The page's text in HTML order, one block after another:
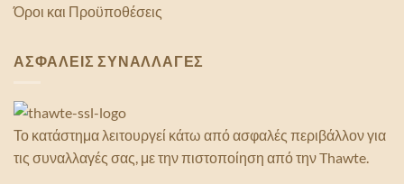
Όροι και Προϋποθέσεις
ΑΣΦΑΛΕΙΣ ΣΥΝΑΛΛΑΓΕΣ
Το κατάστημα λειτουργεί κάτω από ασφαλές περιβάλλον για
τις συναλλαγές σας, με την πιστοποίηση από την Thawte.